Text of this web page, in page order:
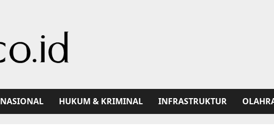
NASIONAL HUKUM & KRIMINAL INFRASTRUKTUR